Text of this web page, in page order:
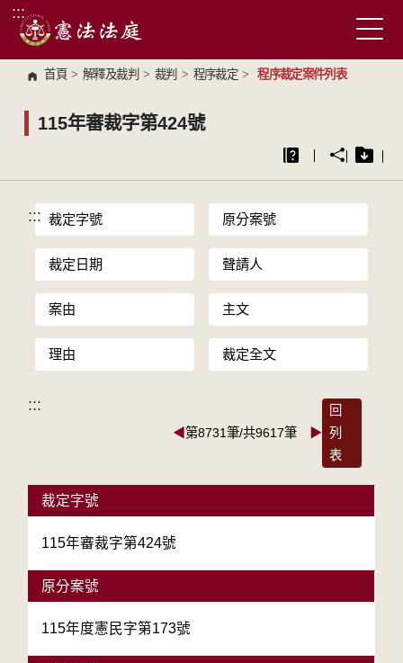
跳到主要內容區塊
:::
首頁 > 解釋及裁判 > 裁判 > 程序裁定 > 程序裁定案件列表
115年審裁字第424號
::: 裁定字號 原分案號
裁定日期 聲請人
案由 主文
理由 裁定全文
:::
◀第8731筆/共9617筆 ▶
回
列
表
裁定字號
115年審裁字第424號
原分案號
115年度憲民字第173號